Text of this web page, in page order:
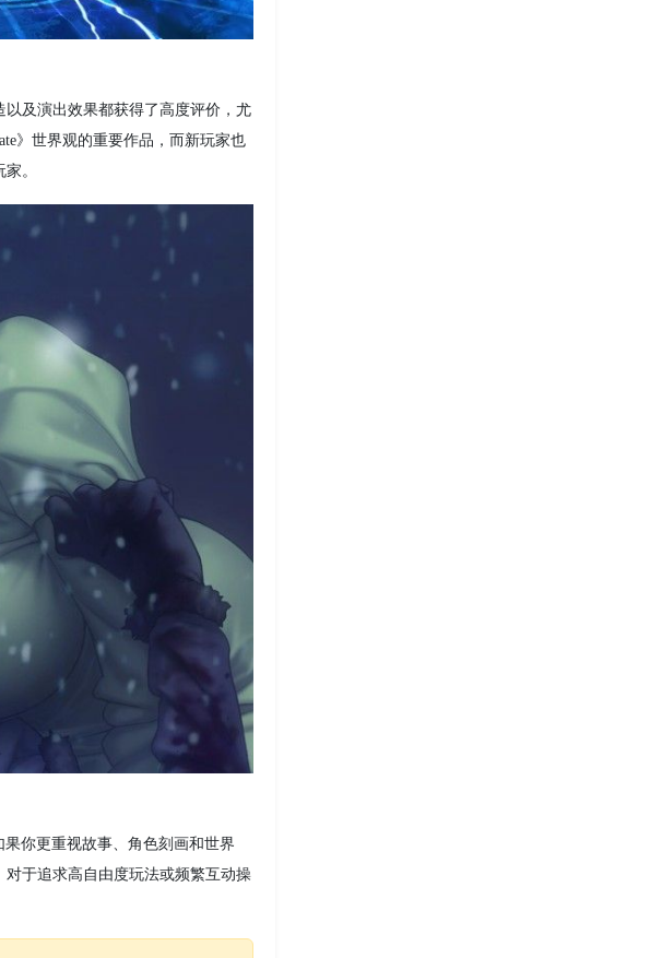
及演出效果都获得了高度评价，尤
》世界观的重要作品，而新玩家也
。
你更重视故事、角色刻画和世界
于追求高自由度玩法或频繁互动操